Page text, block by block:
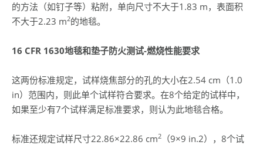
的方法（如钉子等）粘附，单向尺寸不大于1.83 m，表面积
不大于2.23 m2的地毯。
16 CFR 1630地毯和垫子防火测试-燃烧性能要求
这两份标准规定，试样烧焦部分的孔的大小在2.54 cm（1.0
in）范围内，则此单个试样符合要求。在8个给定的试样中，
如果至少有7个试样满足标准要求，则认为此地毯合格。
标准还规定试样尺寸22.86×22.86 cm2
（9×9 in.2），8个试